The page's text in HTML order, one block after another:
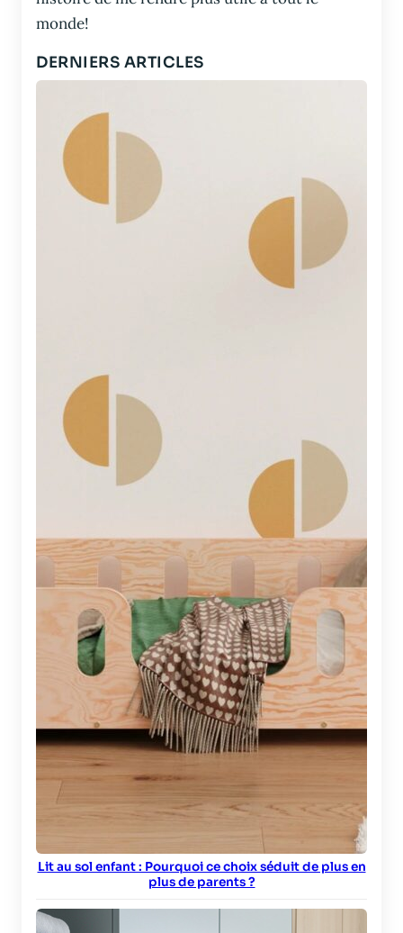
monde!
DERNIERS ARTICLES
Lit au sol enfant : Pourquoi ce choix séduit de plus en
plus de parents ?